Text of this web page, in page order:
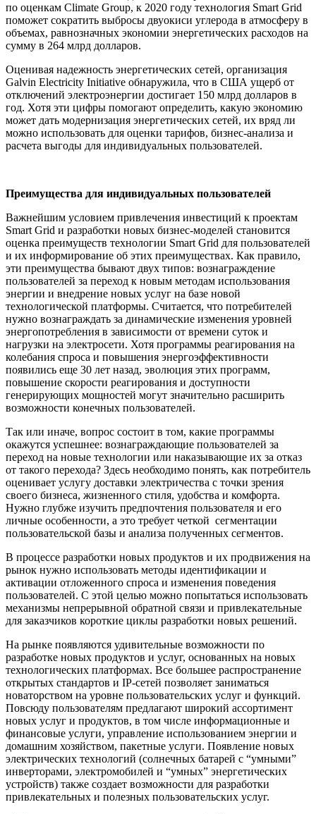
по оценкам Climate Group, к 2020 году технология Smart Grid
поможет сократить выбросы двуокиси углерода в атмосферу в
объемах, равнозначных экономии энергетических расходов на
сумму в 264 млрд долларов.
Оценивая надежность энергетических сетей, организация
Galvin Electricity Initiative обнаружила, что в США ущерб от
отключений электроэнергии достигает 150 млрд долларов в
год. Хотя эти цифры помогают определить, какую экономию
может дать модернизация энергетических сетей, их вряд ли
можно использовать для оценки тарифов, бизнес-анализа и
расчета выгоды для индивидуальных пользователей.
Преимущества для индивидуальных пользователей
Важнейшим условием привлечения инвестиций к проектам
Smart Grid и разработки новых бизнес-моделей становится
оценка преимуществ технологии Smart Grid для пользователей
и их информирование об этих преимуществах. Как правило,
эти преимущества бывают двух типов: вознаграждение
пользователей за переход к новым методам использования
энергии и внедрение новых услуг на базе новой
технологической платформы. Считается, что потребителей
нужно вознаграждать за динамические изменения уровней
энергопотребления в зависимости от времени суток и
нагрузки на электросети. Хотя программы реагирования на
колебания спроса и повышения энергоэффективности
появились еще 30 лет назад, эволюция этих программ,
повышение скорости реагирования и доступности
генерирующих мощностей могут значительно расширить
возможности конечных пользователей.
Так или иначе, вопрос состоит в том, какие программы
окажутся успешнее: вознаграждающие пользователей за
переход на новые технологии или наказывающие их за отказ
от такого перехода? Здесь необходимо понять, как потребитель
оценивает услугу доставки электричества с точки зрения
своего бизнеса, жизненного стиля, удобства и комфорта.
Нужно глубже изучить предпочтения пользователя и его
личные особенности, а это требует четкой сегментации
пользовательской базы и анализа полученных сегментов.
В процессе разработки новых продуктов и их продвижения на
рынок нужно использовать методы идентификации и
активации отложенного спроса и изменения поведения
пользователей. С этой целью можно попытаться использовать
механизмы непрерывной обратной связи и привлекательные
для заказчиков короткие циклы разработки новых решений.
На рынке появляются удивительные возможности по
разработке новых продуктов и услуг, основанных на новых
технологических платформах. Все большее распространение
открытых стандартов и IP-сетей позволяет заниматься
новаторством на уровне пользовательских услуг и функций.
Повсюду пользователям предлагают широкий ассортимент
новых услуг и продуктов, в том числе информационные и
финансовые услуги, управление использованием энергии и
домашним хозяйством, пакетные услуги. Появление новых
электрических технологий (солнечных батарей с “умными”
инверторами, электромобилей и “умных” энергетических
устройств) также создает возможности для разработки
привлекательных и полезных пользовательских услуг.